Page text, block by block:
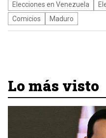
Elecciones en Venezuela
Comicios
Maduro
Lo más visto